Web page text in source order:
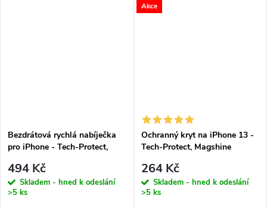
Bezdrátová rychlá nabíječka
pro iPhone - Tech-Protect,
Wireless Charger White
494 Kč
Skladem - hned k odeslání
>5 ks
Akce
Ochranný kryt na iPhone 13 -
Tech-Protect, Magshine
264 Kč
Skladem - hned k odeslání
>5 ks